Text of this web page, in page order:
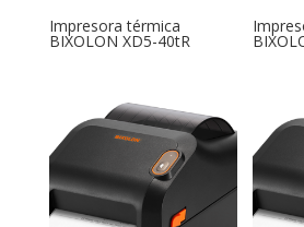
Impresora térmica
BIXOLON XD5-40tR